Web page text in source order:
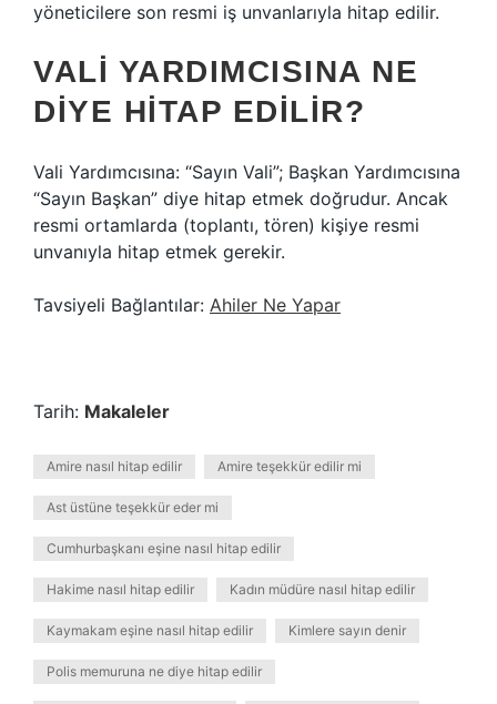
yöneticilere son resmi iş unvanlarıyla hitap edilir.
VALI YARDIMCISINA NE
DIYE HITAP EDILIR?
Vali Yardımcısına: “Sayın Vali”; Başkan Yardımcısına
“Sayın Başkan” diye hitap etmek doğrudur. Ancak
resmi ortamlarda (toplantı, tören) kişiye resmi
unvanıyla hitap etmek gerekir.
Tavsiyeli Bağlantılar: Ahiler Ne Yapar
Tarih: Makaleler
Amire nasıl hitap edilir Amire teşekkür edilir mi
Ast üstüne teşekkür eder mi
Cumhurbaşkanı eşine nasıl hitap edilir
Hakime nasıl hitap edilir Kadın müdüre nasıl hitap edilir
Kaymakam eşine nasıl hitap edilir Kimlere sayın denir
Polis memuruna ne diye hitap edilir